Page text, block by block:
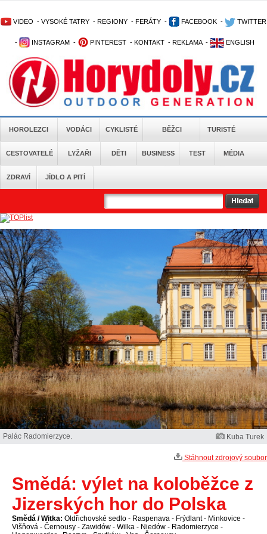
VIDEO - VYSOKÉ TATRY - REGIONY - FERÁTY - FACEBOOK - TWITTER
- INSTAGRAM - PINTEREST - KONTAKT - REKLAMA - ENGLISH
HOROLEZCI VODÁCI CYKLISTÉ BĚŽCI TURISTÉ
CESTOVATELÉ LYŽAŘI DĚTI BUSINESS TEST MÉDIA
ZDRAVÍ JÍDLO A PITÍ
Palác Radomierzyce. Kuba Turek
Stáhnout zdrojový soubor
Smědá: výlet na koloběžce z
Jizerských hor do Polska
Smědá / Witka: Oldřichovské sedlo - Raspenava - Frýdlant - Minkovice -
Višňová - Černousy - Zawidów - Wilka - Niedów - Radomierzyce -